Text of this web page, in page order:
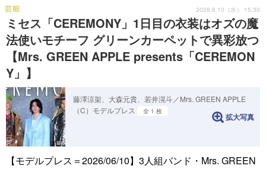
ミセス「CEREMONY」1日目の衣装はオズの魔
法使いモチーフ グリーンカーペットで異彩放つ
【Mrs. GREEN APPLE presents「CEREMON
Y」】
芸能 2026.6.10（水） 15:30
藤澤涼架、大森元貴、若井滉斗／Mrs. GREEN APPLE
（C）モデルプレス
全 1 枚
拡大写真
【モデルプレス＝2026/06/10】3人組バンド・Mrs. GREEN